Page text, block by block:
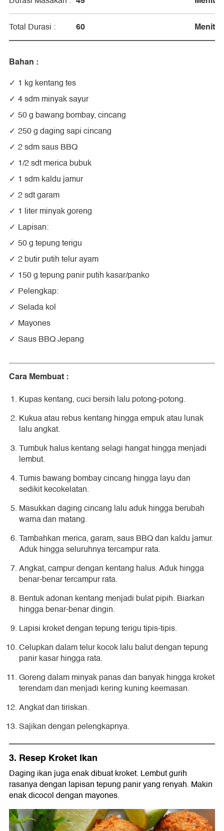
Total Durasi : 60 Menit
Bahan :
1 kg kentang tes
4 sdm minyak sayur
50 g bawang bombay, cincang
250 g daging sapi cincang
2 sdm saus BBQ
1/2 sdt merica bubuk
1 sdm kaldu jamur
2 sdt garam
1 liter minyak goreng
Lapisan:
50 g tepung terigu
2 butir putih telur ayam
150 g tepung panir putih kasar/panko
Pelengkap:
Selada kol
Mayones
Saus BBQ Jepang
Cara Membuat :
Kupas kentang, cuci bersih lalu potong-potong.
Kukua atau rebus kentang hingga empuk atau lunak
lalu angkat.
Tumbuk halus kentang selagi hangat hingga menjadi
lembut.
Tumis bawang bombay cincang hingga layu dan
sedikit kecokelatan.
Masukkan daging cincang lalu aduk hingga berubah
warna dan matang.
Tambahkan merica, garam, saus BBQ dan kaldu jamur.
Aduk hingga seluruhnya tercampur rata.
Angkat, campur dengan kentang halus. Aduk hingga
benar-benar tercampur rata.
Bentuk adonan kentang menjadi bulat pipih. Biarkan
hingga benar-benar dingin.
Lapisi kroket dengan tepung terigu tipis-tipis.
Celupkan dalam telur kocok lalu balut dengan tepung
panir kasar hingga rata.
Goreng dalam minyak panas dan banyak hingga kroket
terendam dan menjadi kering kuning keemasan.
Angkat dan tiriskan.
Sajikan dengan pelengkapnya.
3. Resep Kroket Ikan
Daging ikan juga enak dibuat kroket. Lembut gurih
rasanya dengan lapisan tepung panir yang renyah. Makin
enak dicocol dengan mayones.